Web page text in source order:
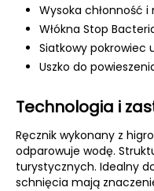
Wysoka chłonność
Włókna Stop
Siatkowy pokrowiec
Uszko do
Technologia i
Ręcznik wykonany z
odparowuje wodę.
turystycznych. Idealny
schnięcia mają